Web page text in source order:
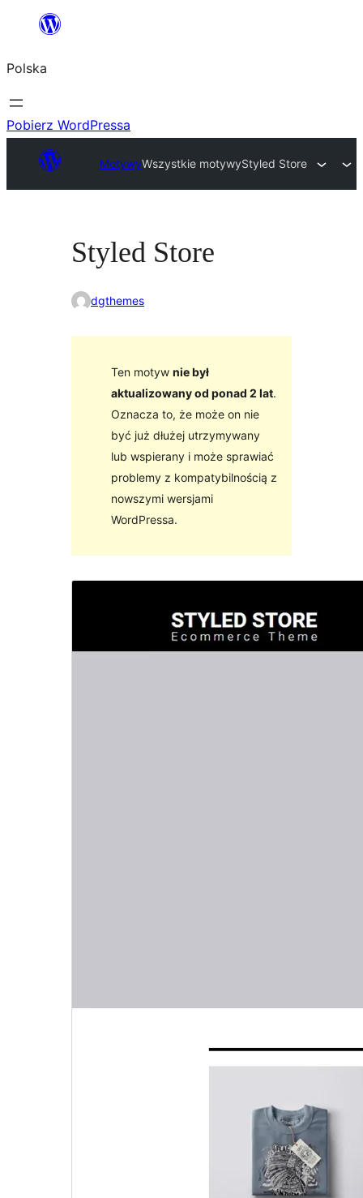
Przejdź
treści
Polska
Pobierz WordPressa
MotywyWszystkie motywyStyled Store
Styled Store
dgthemes
Ten motyw nie był
aktualizowany od ponad 2 lat.
Oznacza to, że może on nie
być już dłużej utrzymywany
lub wspierany i może sprawiać
problemy z kompatybilnością z
nowszymi wersjami
WordPressa.